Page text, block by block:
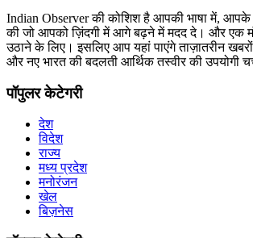
Indian Observer की कोशिश है आपकी भाषा में, आपके
की जो आपको ज़िंदगी में आगे बढ़ने में मदद दे। और एक
उठाने के लिए। इसलिए आप यहां पाएंगे ताज़ातरीन
और नए भारत की बदलती आर्थिक तस्वीर की उपयोगी
पॉपुलर केटेगरी
देश
विदेश
राज्य
मध्य प्रदेश
मनोरंजन
खेल
बिज़नेस